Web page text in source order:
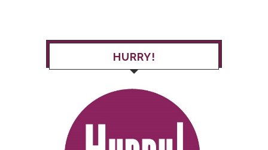
HURRY!